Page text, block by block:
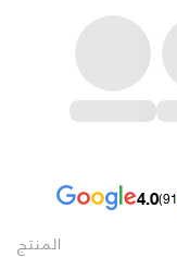
4.0(91
المنتج